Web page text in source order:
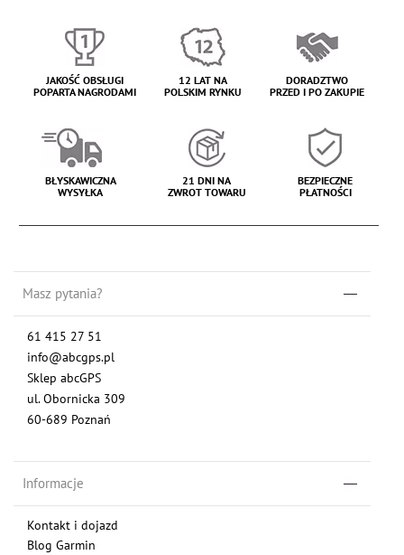
JAKOŚĆ OBSŁUGI
POPARTA NAGRODAMI
12 LAT NA
POLSKIM RYNKU
DORADZTWO
PRZED I PO ZAKUPIE
BŁYSKAWICZNA
WYSYŁKA
21 DNI NA
ZWROT TOWARU
BEZPIECZNE
PŁATNOŚCI
Masz pytania?
61 415 27 51
info@abcgps.pl
Sklep abcGPS
ul. Obornicka 309
60-689 Poznań
Informacje
Kontakt i dojazd
Blog Garmin